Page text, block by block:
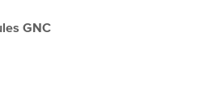
GNC